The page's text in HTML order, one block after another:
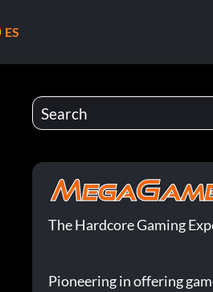
ES
The Hardcore Gaming
Pioneering in offering